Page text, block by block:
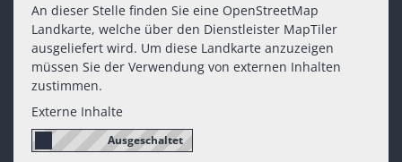
An dieser Stelle finden Sie eine OpenStreetMap
Landkarte, welche über den Dienstleister MapTiler
ausgeliefert wird. Um diese Landkarte anzuzeigen
müssen Sie der Verwendung von externen Inhalten
zustimmen.
Externe Inhalte